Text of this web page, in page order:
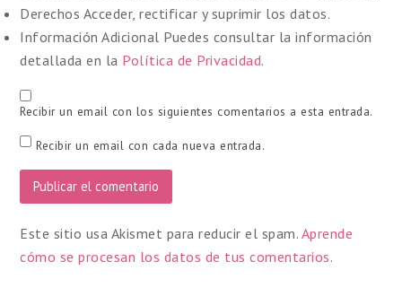
Derechos Acceder, rectificar y suprimir los datos.
Información Adicional Puedes consultar la información
detallada en la Política de Privacidad.
Recibir un email con los siguientes comentarios a esta entrada.
Recibir un email con cada nueva entrada.
Este sitio usa Akismet para reducir el spam. Aprende
cómo se procesan los datos de tus comentarios.